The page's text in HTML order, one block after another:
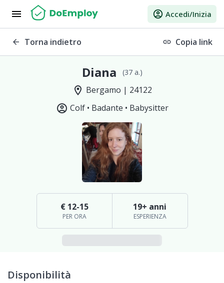
menu account_circle Accedi/Inizia
arrow_back Torna indietro link Copia link
Diana (37 a.)
location_on Bergamo | 24122
account_circle Colf • Badante • Babysitter
€ 12-15
PER ORA
19+ anni
ESPERIENZA
Disponibilità